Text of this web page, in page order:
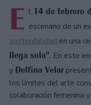
E l 14 de febrero
escenario de un
sostenibilidad en una
llega sola". En este
y Delfina Velar
los límites del arte
colaboración femenina